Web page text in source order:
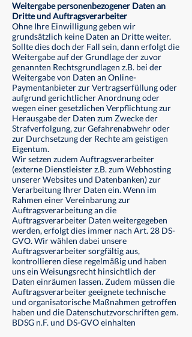
Weitergabe personenbezogener Daten an
Dritte und Auftragsverarbeiter
Ohne Ihre Einwilligung geben wir
grundsätzlich keine Daten an Dritte weiter.
Sollte dies doch der Fall sein, dann erfolgt die
Weitergabe auf der Grundlage der zuvor
genannten Rechtsgrundlagen z.B. bei der
Weitergabe von Daten an Online-
Paymentanbieter zur Vertragserfüllung oder
aufgrund gerichtlicher Anordnung oder
wegen einer gesetzlichen Verpflichtung zur
Herausgabe der Daten zum Zwecke der
Strafverfolgung, zur Gefahrenabwehr oder
zur Durchsetzung der Rechte am geistigen
Eigentum.
Wir setzen zudem Auftragsverarbeiter
(externe Dienstleister z.B. zum Webhosting
unserer Websites und Datenbanken) zur
Verarbeitung Ihrer Daten ein. Wenn im
Rahmen einer Vereinbarung zur
Auftragsverarbeitung an die
Auftragsverarbeiter Daten weitergegeben
werden, erfolgt dies immer nach Art. 28 DS-
GVO. Wir wählen dabei unsere
Auftragsverarbeiter sorgfältig aus,
kontrollieren diese regelmäßig und haben
uns ein Weisungsrecht hinsichtlich der
Daten einräumen lassen. Zudem müssen die
Auftragsverarbeiter geeignete technische
und organisatorische Maßnahmen getroffen
haben und die Datenschutzvorschriften gem.
BDSG n.F. und DS-GVO einhalten